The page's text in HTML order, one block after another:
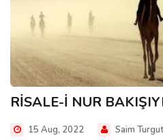
RİSALE-İ NUR
15 Aug, 2022 Saim Turgut